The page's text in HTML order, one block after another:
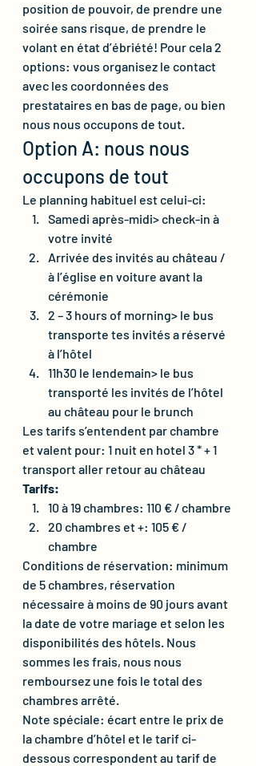
position de pouvoir, de prendre une
soirée sans risque, de prendre le
volant en état d’ébriété! Pour cela 2
options: vous organisez le contact
avec les coordonnées des
prestataires en bas de page, ou bien
nous nous occupons de tout.
Option A: nous nous
occupons de tout
Le planning habituel est celui-ci:
Samedi après-midi> check-in à
votre invité
Arrivée des invités au château /
à l’église en voiture avant la
cérémonie
2 – 3 hours of morning> le bus
transporte tes invités a réservé
à l’hôtel
11h30 le lendemain> le bus
transporté les invités de l’hôtel
au château pour le brunch
Les tarifs s’entendent par chambre
et valent pour: 1 nuit en hotel 3 * + 1
transport aller retour au château
Tarifs:
10 à 19 chambres: 110 € / chambre
20 chambres et +: 105 € /
chambre
Conditions de réservation: minimum
de 5 chambres, réservation
nécessaire à moins de 90 jours avant
la date de votre mariage et selon les
disponibilités des hôtels. Nous
sommes les frais, nous nous
remboursez une fois le total des
chambres arrêté.
Note spéciale: écart entre le prix de
la chambre d’hôtel et le tarif ci-
dessous correspondent au tarif de